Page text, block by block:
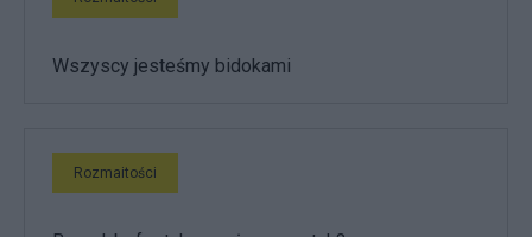
Wszyscy jesteśmy bidokami
Rozmaitości